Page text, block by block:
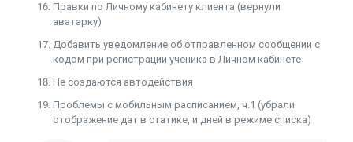
Правки по Личному кабинету клиента (вернули
аватарку)
Добавить уведомление об отправленном сообщении с
кодом при регистрации ученика в Личном кабинете
Не создаются автодействия
Проблемы с мобильным расписанием, ч.1 (убрали
отображение дат в статике, и дней в режиме списка)